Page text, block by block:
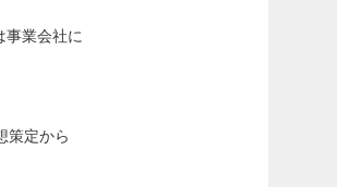
事業会社に
策定から